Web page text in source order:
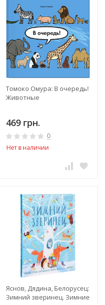
Томоко Омура: В очередь!
Животные
469 грн.
0
Нет в наличии
Яснов, Дядина, Белорусец:
Зимний зверинец. Зимние